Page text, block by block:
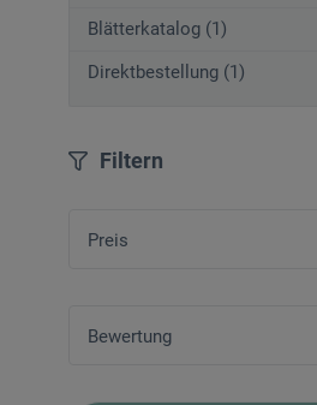
Blätterkatalog (1)
Direktbestellung (1)
Filtern
Preis
Bewertung